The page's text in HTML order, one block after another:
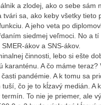
a zlodej, ako o sebe sám
sa, ako keby všetky tieto
A jeho veta po
siedmej veľmoci. No a
ákov a SNS-ákov.
činnosti, lebo si ešte
karanténu. A čo máme
pandémie. A k tomu sa
čo je to kĺzavý medián. A
To nie je priemer, ale